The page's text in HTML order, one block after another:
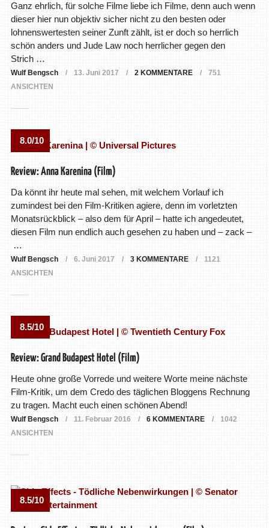
Ganz ehrlich, für solche Filme liebe ich Filme, denn auch wenn
dieser hier nun objektiv sicher nicht zu den besten oder
lohnenswertesten seiner Zunft zählt, ist er doch so herrlich
schön anders und Jude Law noch herrlicher gegen den
Strich …
Wulf Bengsch 13. Juni 2017 2 KOMMENTARE
751
ANSICHTEN
8.0/10
Review: Anna Karenina (Film)
Da könnt ihr heute mal sehen, mit welchem Vorlauf ich
zumindest bei den Film-Kritiken agiere, denn im vorletzten
Monatsrückblick – also dem für April – hatte ich angedeutet,
diesen Film nun endlich auch gesehen zu haben und – zack –
…
Wulf Bengsch 6. Juni 2017 3 KOMMENTARE
1121
ANSICHTEN
8.5/10
Review: Grand Budapest Hotel (Film)
Heute ohne große Vorrede und weitere Worte meine nächste
Film-Kritik, um dem Credo des täglichen Bloggens Rechnung
zu tragen. Macht euch einen schönen Abend!
Wulf Bengsch 11. Februar 2016 6 KOMMENTARE
1042
ANSICHTEN
8.5/10